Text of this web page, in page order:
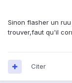
Sinon flasher un
trouver,faut qu'il
Citer